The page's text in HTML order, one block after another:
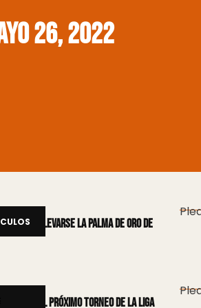
26, 2022
para llevarse la Palma de Oro de
fixture del próximo torneo de la Liga